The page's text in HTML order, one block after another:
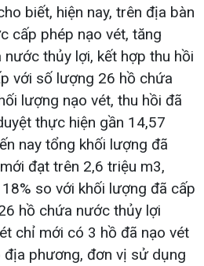
biết, hiện nay, trên địa bàn
cấp phép nạo vét, tăng
thủy lợi, kết hợp thu hồi
với số lượng 26 hồ chứa
lượng nạo vét, thu hồi đã
thực hiện gần 14,57
nay tổng khối lượng đã
đạt trên 2,6 triệu m3,
so với khối lượng đã cấp
hồ chứa nước thủy lợi
chỉ mới có 3 hồ đã nạo vét
phương, đơn vị sử dụng